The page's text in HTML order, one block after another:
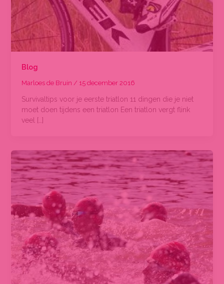
Blog
Marloes de Bruin / 15 december 2016
Survivaltips voor je eerste triatlon 11 dingen die je niet
moet doen tijdens een triatlon Een triatlon vergt flink
veel […]